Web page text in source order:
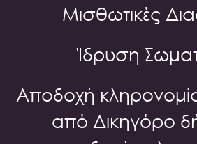
Μισθωτικές
Ίδρυση
Αποδοχή
από Δικηγόρο